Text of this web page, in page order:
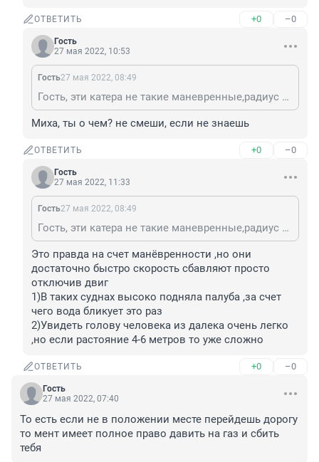
ОТВЕТИТЬ +0 –0
Гость
27 мая 2022, 10:53
Гость27 мая 2022, 08:49
Гость, эти катера не такие маневренные,радиус поворота большой,даже если и заметил он то это не авто который может вырулить
Миха, ты о чем? не смеши, если не знаешь
ОТВЕТИТЬ +0 –0
Гость
27 мая 2022, 11:33
Гость27 мая 2022, 08:49
Гость, эти катера не такие маневренные,радиус поворота большой,даже если и заметил он то это не авто который может вырулить
Это правда на счет манёвренности ,но они
достаточно быстро скорость сбавляют просто
отключив двиг
1)В таких суднах высоко подняла палуба ,за счет
чего вода бликует это раз
2)Увидеть голову человека из далека очень легко
,но если растояние 4-6 метров то уже сложно
ОТВЕТИТЬ +0 –0
Гость
27 мая 2022, 07:40
То есть если не в положении месте перейдешь дорогу
то мент имеет полное право давить на газ и сбить
тебя